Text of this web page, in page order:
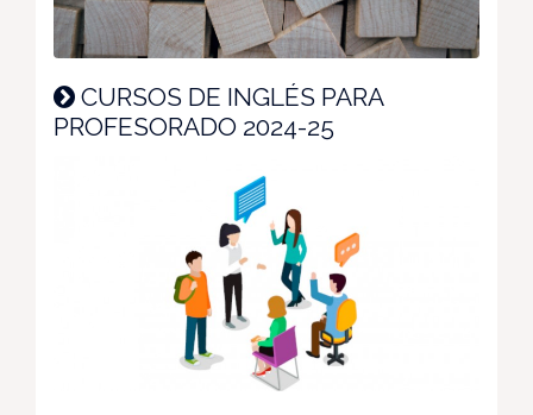
CURSOS DE INGLÉS PARA
PROFESORADO 2024-25